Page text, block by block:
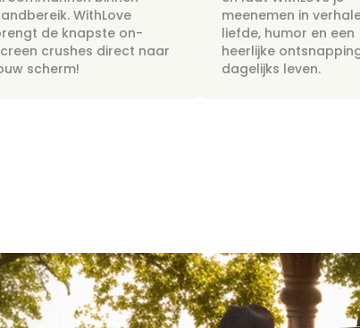
WithLove
de knapste on-
crushes direct naar
scherm!
meenemen in
liefde, humor en een
heerlijke
dagelijks leven.